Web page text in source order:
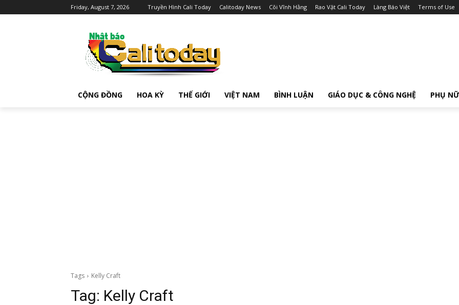
Friday, August 7, 2026 Truyền Hình Cali Today Calitoday News Cõi Vĩnh Hằng Rao Vặt Cali Today Làng Báo Việt Terms of Use
CỘNG ĐỒNG HOA KỲ THẾ GIỚI VIỆT NAM BÌNH LUẬN GIÁO DỤC & CÔNG NGHỆ PHỤ NỮ
Tags Kelly Craft
Tag: Kelly Craft